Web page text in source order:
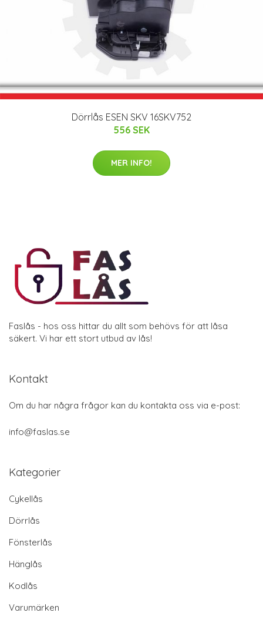
Dörrlås ESEN SKV 16SKV752
556 SEK
MER INFO!
Faslås - hos oss hittar du allt som behövs för att låsa
säkert. Vi har ett stort utbud av lås!
Kontakt
Om du har några frågor kan du kontakta oss via e-post:
info@faslas.se
Kategorier
Cykellås
Dörrlås
Fönsterlås
Hänglås
Kodlås
Varumärken